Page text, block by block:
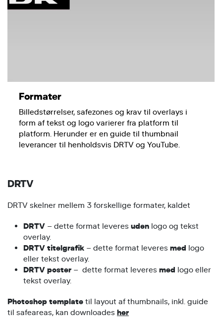
Formater
Billedstørrelser, safezones og krav til overlays i
form af tekst og logo varierer fra platform til
platform. Herunder er en guide til thumbnail
leverancer til henholdsvis DRTV og YouTube.
DRTV
DRTV skelner mellem 3 forskellige formater, kaldet
DRTV – dette format leveres uden logo og tekst
overlay.
DRTV titelgrafik – dette format leveres med logo
eller tekst overlay.
DRTV poster – dette format leveres med logo eller
tekst overlay.
Photoshop template til layout af thumbnails, inkl. guide
til safeareas, kan downloades her